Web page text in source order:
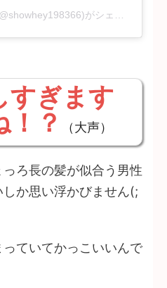
show-hey(RADIO FISH)(@showhey198366)がシェアした投稿
すぎます
！？
（大声）
ろ長の髪が似合う男性
か思い浮かびません(;
ていてかっこいいんで